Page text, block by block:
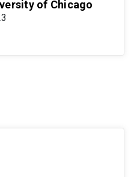
of Chicago